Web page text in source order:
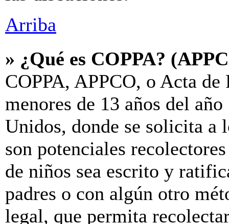
Arriba
» ¿Qué es COPPA?
COPPA, APPCO, o Acta
menores de 13 años del
Unidos, donde se solicita a
son potenciales
de niños sea escrito y
padres o con algún otro
legal, que permita